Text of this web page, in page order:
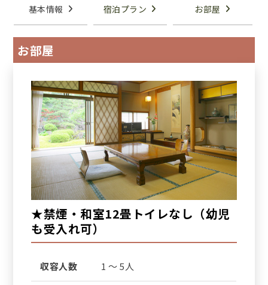
基本情報 宿泊プラン お部屋
お部屋
★禁煙・和室12畳トイレなし（幼児
も受入れ可）
収容人数 1 ～ 5人